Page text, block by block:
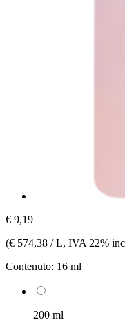
€ 9,19
(€ 574,38 / L, IVA 22%
Contenuto: 16 ml
200 ml